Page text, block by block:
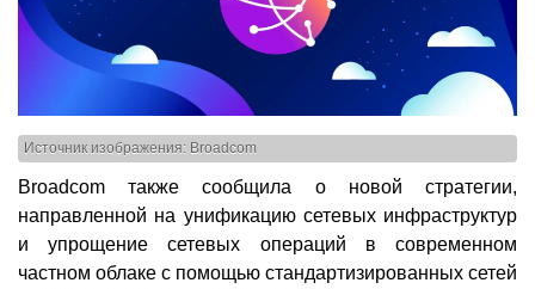
Источник изображения: Broadcom
Broadcom также сообщила о новой стратегии,
направленной на унификацию сетевых инфраструктур
и упрощение сетевых операций в современном
частном облаке с помощью стандартизированных сетей